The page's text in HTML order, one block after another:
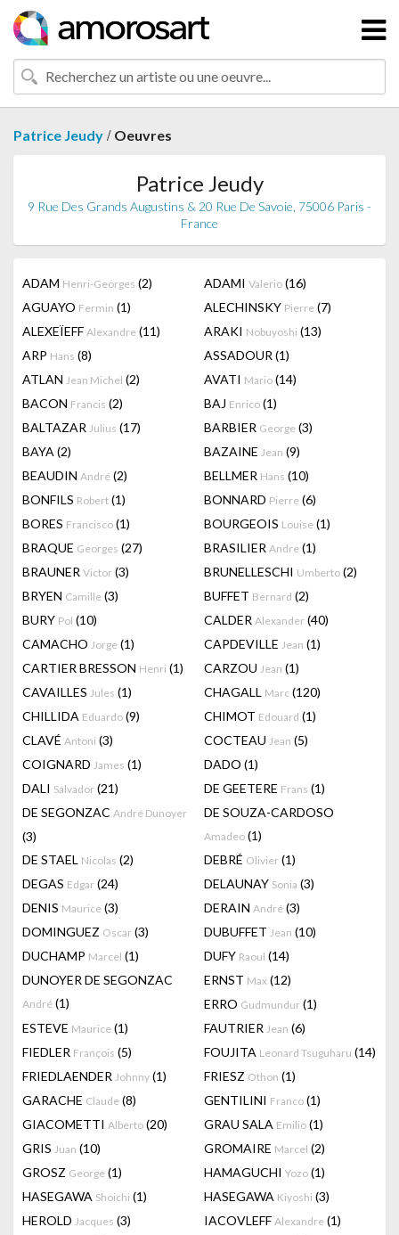
Patrice Jeudy / Oeuvres
Patrice Jeudy
9 Rue Des Grands Augustins & 20 Rue De Savoie, 75006 Paris -
France
ADAM Henri-Georges (2) ADAMI Valerio (16)
AGUAYO Fermin (1) ALECHINSKY Pierre (7)
ALEXEÏEFF Alexandre (11) ARAKI Nobuyoshi (13)
ARP Hans (8) ASSADOUR (1)
ATLAN Jean Michel (2) AVATI Mario (14)
BACON Francis (2) BAJ Enrico (1)
BALTAZAR Julius (17) BARBIER George (3)
BAYA (2) BAZAINE Jean (9)
BEAUDIN André (2) BELLMER Hans (10)
BONFILS Robert (1) BONNARD Pierre (6)
BORES Francisco (1) BOURGEOIS Louise (1)
BRAQUE Georges (27) BRASILIER Andre (1)
BRAUNER Victor (3) BRUNELLESCHI Umberto (2)
BRYEN Camille (3) BUFFET Bernard (2)
BURY Pol (10) CALDER Alexander (40)
CAMACHO Jorge (1) CAPDEVILLE Jean (1)
CARTIER BRESSON Henri (1) CARZOU Jean (1)
CAVAILLES Jules (1) CHAGALL Marc (120)
CHILLIDA Eduardo (9) CHIMOT Edouard (1)
CLAVÉ Antoni (3) COCTEAU Jean (5)
COIGNARD James (1) DADO (1)
DALI Salvador (21) DE GEETERE Frans (1)
DE SEGONZAC André Dunoyer
(3)
DE SOUZA-CARDOSO
Amadeo (1)
DE STAEL Nicolas (2) DEBRÉ Olivier (1)
DEGAS Edgar (24) DELAUNAY Sonia (3)
DENIS Maurice (3) DERAIN André (3)
DOMINGUEZ Oscar (3) DUBUFFET Jean (10)
DUCHAMP Marcel (1) DUFY Raoul (14)
DUNOYER DE SEGONZAC
André (1)
ERNST Max (12)
ERRO Gudmundur (1)
ESTEVE Maurice (1) FAUTRIER Jean (6)
FIEDLER François (5) FOUJITA Leonard Tsuguharu (14)
FRIEDLAENDER Johnny (1) FRIESZ Othon (1)
GARACHE Claude (8) GENTILINI Franco (1)
GIACOMETTI Alberto (20) GRAU SALA Emilio (1)
GRIS Juan (10) GROMAIRE Marcel (2)
GROSZ George (1) HAMAGUCHI Yozo (1)
HASEGAWA Shoichi (1) HASEGAWA Kiyoshi (3)
HEROLD Jacques (3) IACOVLEFF Alexandre (1)